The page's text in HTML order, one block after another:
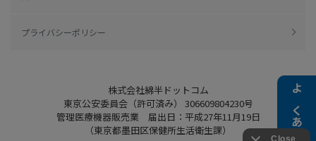
プライバシーポリシー
株式会社綿半ドットコム
東京公安委員会（許可済み） 306609804230号
管理医療機器販売業 届出日：平成27年11月19日
（東京都墨田区保健所生活衛生課）